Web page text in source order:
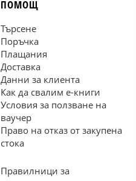
ПОМОЩ
Търсене
Поръчка
Плащания
Доставка
Данни за клиента
Как да свалим е-книги
Условия за ползване на
ваучер
Право на отказ от закупена
стока
Правилници за